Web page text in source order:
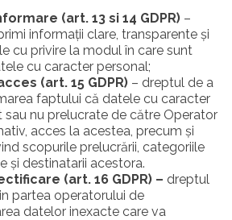
(art. 13 si 14 GDPR) –
informații clare, transparente și
cu privire la modul în care sunt
cu caracter personal;
(art. 15 GDPR) – dreptul de a
faptului că datele cu caracter
sau nu prelucrate de către Operator
acces la acestea, precum și
scopurile prelucrării, categoriile
și destinatarii acestora.
(art. 16 GDPR) – dreptul
partea operatorului de
datelor inexacte care va